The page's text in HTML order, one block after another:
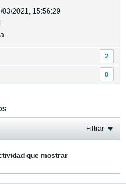
03/2021, 15:56:29
2
0
Filtrar
que mostrar